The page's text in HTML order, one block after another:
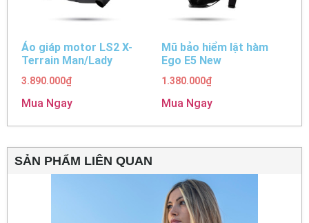
Áo giáp motor LS2 X-
Terrain Man/Lady
3.890.000₫
Mua Ngay
Mũ bảo hiểm lật hàm
Ego E5 New
1.380.000₫
Mua Ngay
SẢN PHẨM LIÊN QUAN